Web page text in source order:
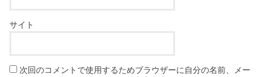
サイト
次回のコメントで使用するためブラウザーに自分の名前、メー